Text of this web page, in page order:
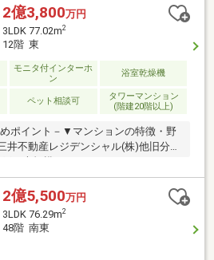
内廊下(インナーコリドー)設計■野村不
株式会社管理■コンシェルジュサー
キュリティシステム■各階防災倉庫■
ション■多彩な共用施設
2億3,800万円
3LDK 77.02m2
12階 東
モニタ付インターホ
ン
浴室乾燥機
ペット相談可
タワーマンション
(階建20階以上)
ポイント－▼マンションの特徴・野
井不動産レジデンシャル(株)他旧分
の大規模タワーレジデンス・デュア
24時間有人管理・コンシェルジュサ
償)・各階で24時間ゴミ出し可・ゲス
施設豊富・オートロック・宅配BOX
廊下部分の少ない効率的な間取り・
・3室が面すバルコニーは幅
食洗機・浴室乾燥機■ ご希望の住ま
2億5,500万円
3LDK 76.29m2
48階 南東